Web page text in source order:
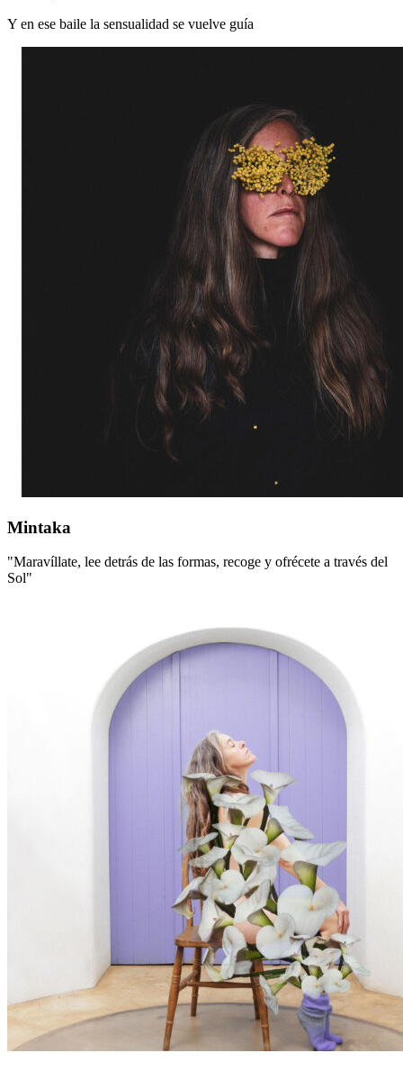
brotar
Y en ese baile la sensualidad se vuelve guía
Mintaka
Mintaka
"Maravíllate, lee detrás de las formas, recoge y ofrécete a través del
Sol"